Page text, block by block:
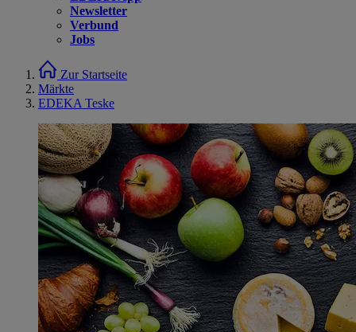
Newsletter
Verbund
Jobs
Zur Startseite
Märkte
EDEKA Teske